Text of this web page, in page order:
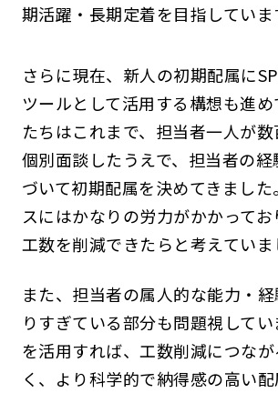
期活躍・長期定着を目指していま
さらに現在、新人の初期配属に
ツールとして活用する構想も進
たちはこれまで、担当者一人が
個別面談したうえで、担当者の
づいて初期配属を決めてきました
スにはかなりの労力がかかってお
工数を削減できたらと考えていま
また、担当者の属人的な能力・
りすぎている部分も問題視してい
を活用すれば、工数削減につな
く、より科学的で納得感の高い